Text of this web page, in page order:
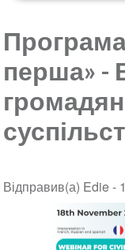
перша» -
Відправив(а) Edie -